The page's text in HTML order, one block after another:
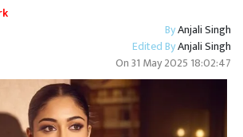
ByAnjali Singh
Edited ByAnjali Singh
On31 May 2025 18:02:47